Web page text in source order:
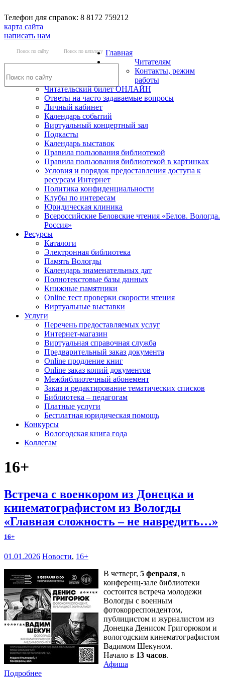
Телефон для справок: 8 8172 759212
карта сайта
написать нам
Поиск по сайту Поиск по каталогу Главная
Читателям
Контакты, режим
работы
Читательский билет ОНЛАЙН
Ответы на часто задаваемые вопросы
Личный кабинет
Календарь событий
Виртуальный концертный зал
Подкасты
Календарь выставок
Правила пользования библиотекой
Правила пользования библиотекой в картинках
Условия и порядок предоставления доступа к
ресурсам Интернет
Политика конфиденциальности
Клубы по интересам
Юридическая клиника
Всероссийские Беловские чтения «Белов. Вологда.
Россия»
Ресурсы
Каталоги
Электронная библиотека
Память Вологды
Календарь знаменательных дат
Полнотекстовые базы данных
Книжные памятники
Online тест проверки скорости чтения
Виртуальные выставки
Услуги
Перечень предоставляемых услуг
Интернет-магазин
Виртуальная справочная служба
Предварительный заказ документа
Online продление книг
Online заказ копий документов
Межбиблиотечный абонемент
Заказ и редактирование тематических списков
Библиотека – педагогам
Платные услуги
Бесплатная юридическая помощь
Конкурсы
Вологодская книга года
Коллегам
16+
Встреча с военкором из Донецка и
кинематографистом из Вологды
«Главная сложность – не навредить…»
16+
01.01.2026 Новости, 16+
В четверг, 5 февраля, в
конференц-зале библиотеки
состоится встреча молодежи
Вологды с военным
фотокорреспондентом,
публицистом и журналистом из
Донецка Денисом Григорюком и
вологодским кинематографистом
Вадимом Шекуном.
Начало в 13 часов.
Афиша
Подробнее